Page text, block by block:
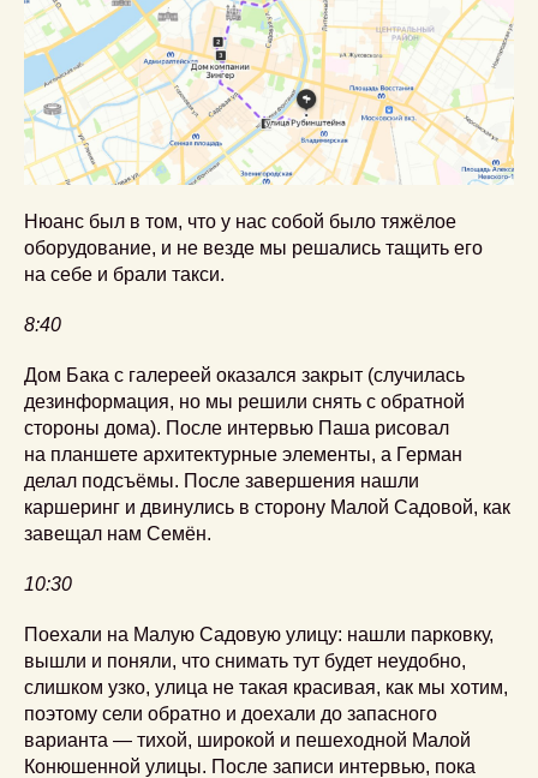
Нюанс был в том, что у нас собой было тяжёлое
оборудование, и не везде мы решались тащить его
на себе и брали такси.
8:40
Дом Бака с галереей оказался закрыт (случилась
дезинформация, но мы решили снять с обратной
стороны дома). После интервью Паша рисовал
на планшете архитектурные элементы, а Герман
делал подсъёмы. После завершения нашли
каршеринг и двинулись в сторону Малой Садовой, как
завещал нам Семён.
10:30
Поехали на Малую Садовую улицу: нашли парковку,
вышли и поняли, что снимать тут будет неудобно,
слишком узко, улица не такая красивая, как мы хотим,
поэтому сели обратно и доехали до запасного
варианта — тихой, широкой и пешеходной Малой
Конюшенной улицы. После записи интервью, пока